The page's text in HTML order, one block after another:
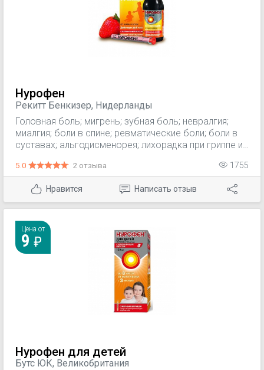
сна у пациентов с болевым синдромом на момент
Нурофен
Рекитт Бенкизер, Нидерланды
Головная боль; мигрень; зубная боль; невралгия;
миалгия; боли в спине; ревматические боли; боли в
суставах; альгодисменорея; лихорадка при гриппе и
5.0 2 отзыва 1755
Нравится Написать отзыв
Цена от
9
Нурофен для детей
Бутс ЮК, Великобритания